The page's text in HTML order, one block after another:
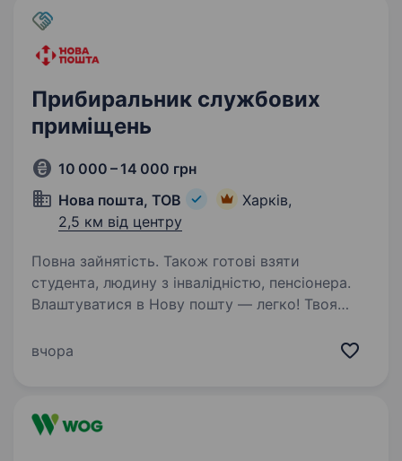
Прибиральник службових
приміщень
10 000 – 14 000 грн
Нова пошта, ТОВ
Харків,
2,5 км від центру
Повна зайнятість. Також готові взяти
студента, людину з інвалідністю, пенсіонера.
Влаштуватися в Нову пошту — легко! Твоя
Саме зараз ми в пошуку прибиральника
що виплачується двічі…
вчора